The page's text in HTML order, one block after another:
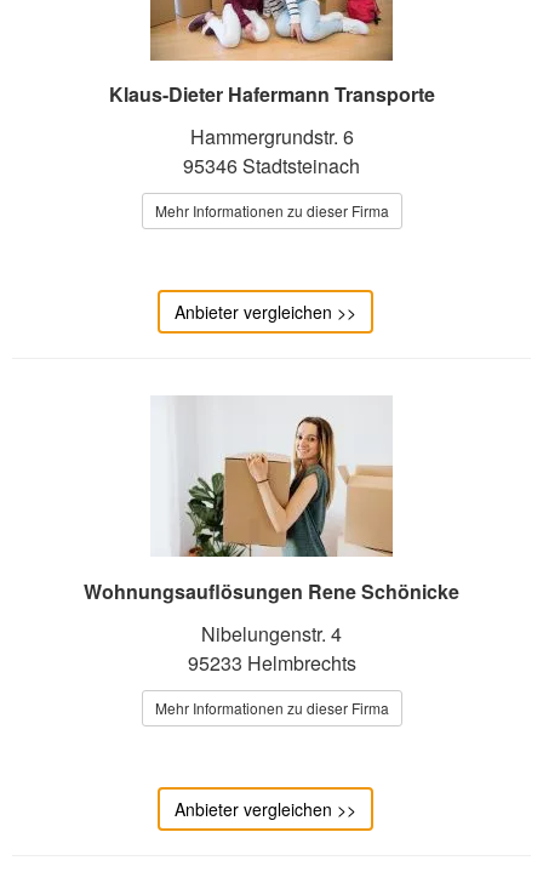
Klaus-Dieter Hafermann Transporte
Hammergrundstr. 6
95346 Stadtsteinach
Mehr Informationen zu dieser Firma
Anbieter vergleichen >>
Wohnungsauflösungen Rene Schönicke
Nibelungenstr. 4
95233 Helmbrechts
Mehr Informationen zu dieser Firma
Anbieter vergleichen >>